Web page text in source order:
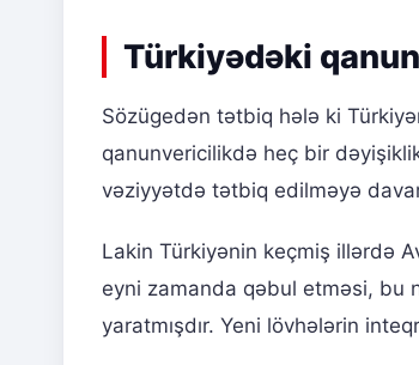
Türkiyədəki
Sözügedən tətbiq hələ ki
qanunvericilikdə heç bir
vəziyyətdə tətbiq edilməyə
Lakin Türkiyənin keçmiş illərdə
eyni zamanda qəbul etməsi, bu
yaratmışdır. Yeni lövhələrin